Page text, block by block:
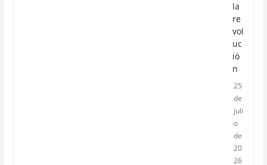
la
re
vol
uc
ió
n
25
de
juli
o
de
20
26